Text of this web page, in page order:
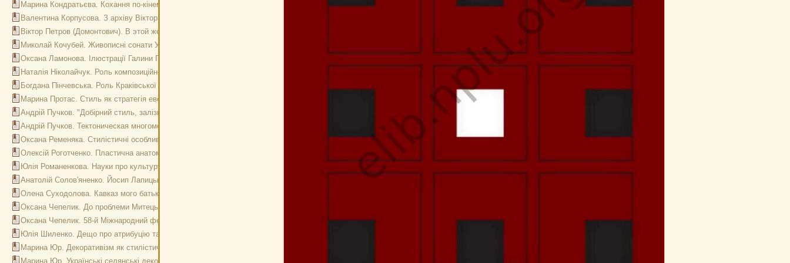
Марина Кондратьєва. Кохання по-кінематографічному
Валентина Корпусова. З архіву Віктора Петрова (Домонтовича). До вивчення творів раннього періоду творчості
Віктор Петров (Домонтович). В этой же форме написаны прекрасные гимны. Про розвіток середньовічної поезії
Миколай Кочубей. Живописні сонати України художника Юхима Михайліва
Оксана Ламонова. Ілюстрації Галини Галинської до казки Ш. Перро "Попелюшка" в контексті української графіки 1970-х
Наталія Ніколайчук. Роль композиційного мислення в сприйнятті візуальної культури та мистецтва
Богдана Пінчевська. Роль Краківської школи образотворчого мистецтва та Краківської Академії мистецтв у формуванні художньої освіти в контексті становлення та розвитку єврейського мистецтва в Східній
Марина Протас. Стиль як стратегія еволюції культури
Андрій Пучков. "Добірний стиль, залізна колія...". Нова книжка поезій Івана Кулінського
Андрій Пучков. Тектоническая многомерность культуры барокко. Искусствоиспытательский ракурс
Оксана Ременяка. Стилістичні особливості іконопису польсько-українського пограниччя в аксіологічних вимірах католицько-православного протистояння XVI–XVIII ст.
Олексій Роготченко. Пластична анатомія у контексті розвитку сучасної вітчизняної образотворчості
Юлія Романенкова. Науки про культуру в сучасній системі освіти України
Анатолій Солов'яненко. Йосип Лапицький і закладення прогресивних традицій у Донецькому академічному державному театрі опери та балету імені Анатолія Солов'яненка
Олена Суходолова. Кавказ мого батька. До дев'яносторіччя з дня народження
Оксана Чепелик. До проблеми Митець – Влада. Діалог чи протистояння?
Оксана Чепелик. 58-й Міжнародний фестиваль короткометражних фільмів в Оберхаузені: Провокуюча реальність
Юлія Шиленко. Дещо про атрибуцію та дослідження живописних полотен Т. Г. Шевченка
Марина Юр. Декоративізм як стилістична основа безпредметного живопису Олександри Екстер
Марина Юр. Українські селянські декоративні розписи як одне з джерел розвитку авангарду 1910–1920-х